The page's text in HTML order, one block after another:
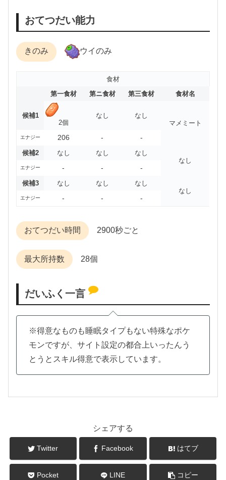
おてつだい能力
きのみ ウイのみ
食材
第一食材
第ニ食材 第三食材 食材名
候補1
2個
なし
なし
マメミート
エナジー 206 - -
候補2 なし なし
なし
なし
エナジー - - -
候補3 なし なし
なし
なし
エナジー - - -
おてつだい時間 2900秒ごと
最大所持数 28個
だいふく一言
※得意なものも睡眠タイプもない特殊なポケ
モンですが、サイト設定の都合上いったんう
とうとスキル得意で表示しています。
シェアする
Twitter Facebook はてブ
Pocket LINE コピー